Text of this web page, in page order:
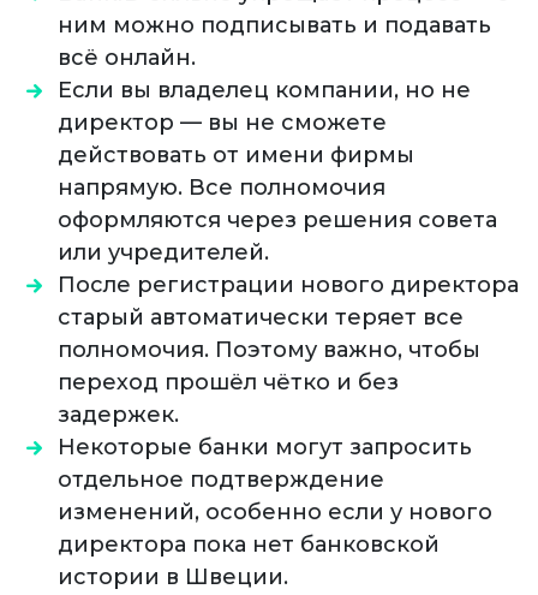
ним можно подписывать и подавать
всё онлайн.
Если вы владелец компании, но не
директор — вы не сможете
действовать от имени фирмы
напрямую. Все полномочия
оформляются через решения совета
или учредителей.
После регистрации нового директора
старый автоматически теряет все
полномочия. Поэтому важно, чтобы
переход прошёл чётко и без
задержек.
Некоторые банки могут запросить
отдельное подтверждение
изменений, особенно если у нового
директора пока нет банковской
истории в Швеции.